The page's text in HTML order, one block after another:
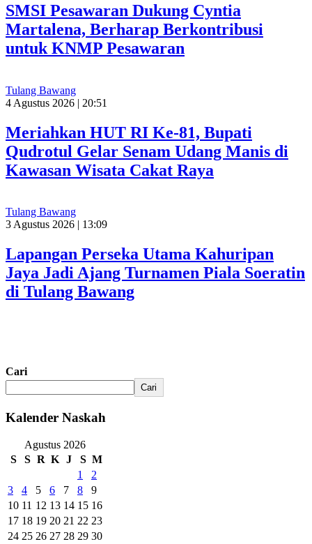
SMSI Pesawaran Dukung Cyntia
Martalena, Berharap Berkontribusi
untuk KNMP Pesawaran
Tulang Bawang
4 Agustus 2026 | 20:51
Meriahkan HUT RI Ke-81, Bupati
Qudrotul Gelar Senam Udang Manis di
Kawasan Wisata Cakat Raya
Tulang Bawang
3 Agustus 2026 | 13:09
Lapangan Perseka Utama Kahuripan
Jaya Jadi Ajang Turnamen Piala Soeratin
di Tulang Bawang
Cari
Cari
Kalender Naskah
Agustus 2026
S
S R K J S M
1
2
3
4 5 6 7 8
9
10 11 12 13 14 15 16
17 18 19 20 21 22 23
24 25 26 27 28 29 30